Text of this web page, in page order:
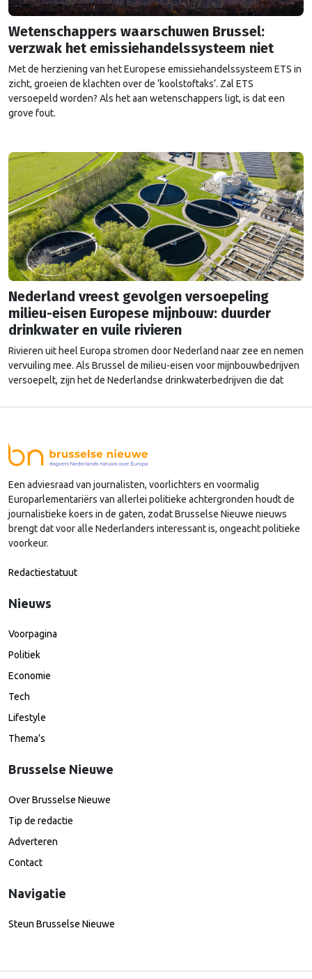
Wetenschappers waarschuwen Brussel:
verzwak het emissiehandelssysteem niet
Met de herziening van het Europese emissiehandelssysteem ETS in
zicht, groeien de klachten over de ‘koolstoftaks’. Zal ETS
versoepeld worden? Als het aan wetenschappers ligt, is dat een
grove fout.
Nederland vreest gevolgen versoepeling
milieu-eisen Europese mijnbouw: duurder
drinkwater en vuile rivieren
Rivieren uit heel Europa stromen door Nederland naar zee en nemen
vervuiling mee. Als Brussel de milieu-eisen voor mijnbouwbedrijven
versoepelt, zijn het de Nederlandse drinkwaterbedrijven die dat
Een adviesraad van journalisten, voorlichters en voormalig
Europarlementariërs van allerlei politieke achtergronden houdt de
journalistieke koers in de gaten, zodat Brusselse Nieuwe nieuws
brengt dat voor alle Nederlanders interessant is, ongeacht politieke
voorkeur.
Redactiestatuut
Nieuws
Voorpagina
Politiek
Economie
Tech
Lifestyle
Thema’s
Brusselse Nieuwe
Over Brusselse Nieuwe
Tip de redactie
Adverteren
Contact
Navigatie
Steun Brusselse Nieuwe